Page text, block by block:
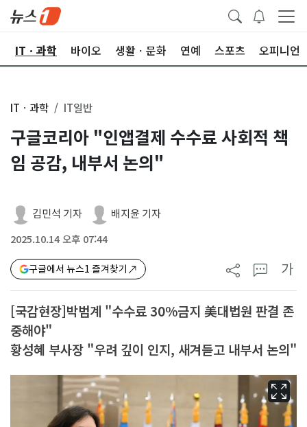
ITㆍ과학 바이오 생활ㆍ문화 연예 스포츠 오피니언
ITㆍ과학 IT일반
구글코리아 "인앱결제 수수료 사회적 책
임 공감, 내부서 논의"
김민석 기자 배지윤 기자
2025.10.14 오후 07:44
구글에서 뉴스1 즐겨찾기 가
[국감현장]박범계 "수수료 30%금지 美대법원 판결 존
중해야"
황성혜 부사장 "우려 깊이 인지, 새겨듣고 내부서 논의"